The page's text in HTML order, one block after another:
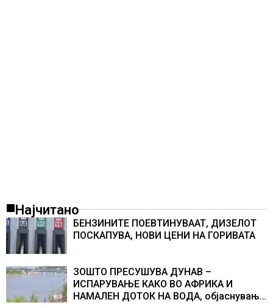
Најчитано
БЕНЗИНИТЕ ПОЕВТИНУВААТ, ДИЗЕЛОТ
ПОСКАПУВА, НОВИ ЦЕНИ НА ГОРИВАТА
ЗОШТО ПРЕСУШУВА ДУНАВ –
ИСПАРУВАЊЕ КАКО ВО АФРИКА И
НАМАЛЕН ДОТОК НА ВОДА, објаснување